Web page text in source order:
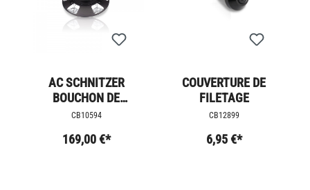
AC SCHNITZER
BOUCHON DE
RÉSERVOIR - BMW
CB10594
169,00 €*
COUVERTURE DE
FILETAGE
CB12899
6,95 €*